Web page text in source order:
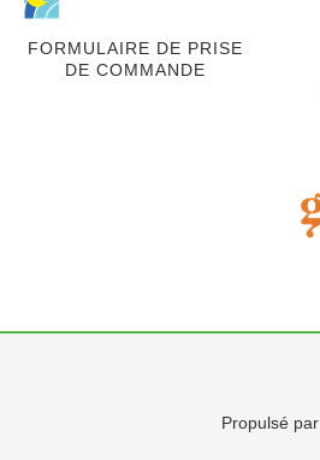
FORMULAIRE DE PRISE
DE COMMANDE
Propulsé par